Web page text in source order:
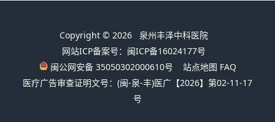
Copyright © 2026 泉州丰泽中科医院
网站ICP备案号：闽ICP备16024177号
闽公网安备 35050302000610号
站点地图 FAQ
医疗广告审查证明文号：(闽-泉-丰)医广【2026】第02-11-17
号